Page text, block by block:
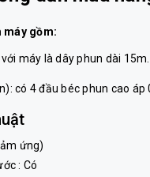
máy gồm:
máy là dây phun dài 15m.
có 4 đầu béc phun cao
ứng)
: Có